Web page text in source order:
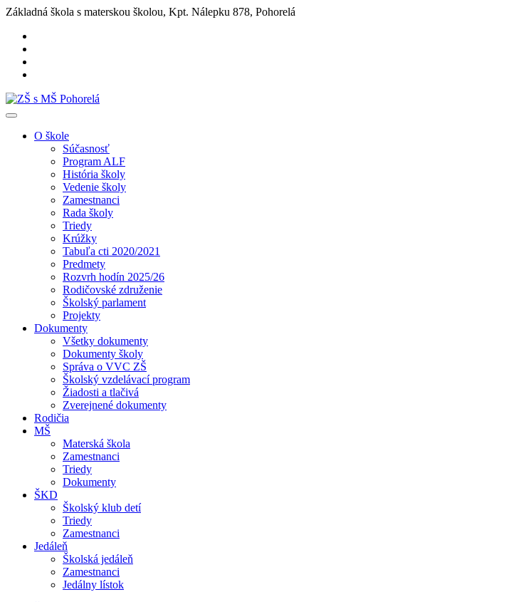
Základná škola s materskou školou, Kpt. Nálepku 878, Pohorelá
O škole
Súčasnosť
Program ALF
História školy
Vedenie školy
Zamestnanci
Rada školy
Triedy
Krúžky
Tabuľa cti 2020/2021
Predmety
Rozvrh hodín 2025/26
Rodičovské združenie
Školský parlament
Projekty
Dokumenty
Všetky dokumenty
Dokumenty školy
Správa o VVC ZŠ
Školský vzdelávací program
Žiadosti a tlačivá
Zverejnené dokumenty
Rodičia
MŠ
Materská škola
Zamestnanci
Triedy
Dokumenty
ŠKD
Školský klub detí
Triedy
Zamestnanci
Jedáleň
Školská jedáleň
Zamestnanci
Jedálny lístok